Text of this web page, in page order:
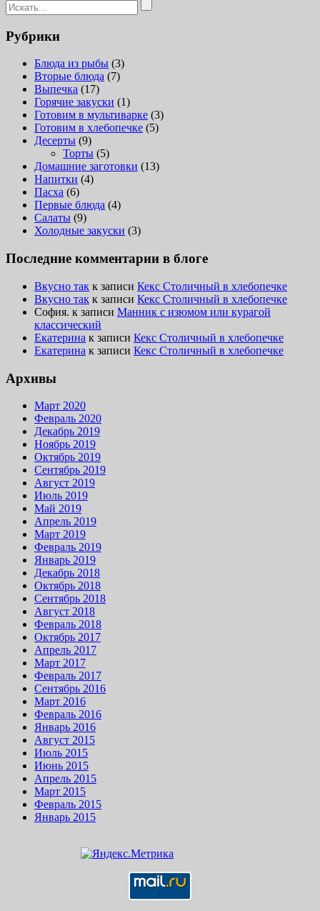
Рубрики
Блюда из рыбы (3)
Вторые блюда (7)
Выпечка (17)
Горячие закуски (1)
Готовим в мультиварке (3)
Готовим в хлебопечке (5)
Десерты (9)
Торты (5)
Домашние заготовки (13)
Напитки (4)
Пасха (6)
Первые блюда (4)
Салаты (9)
Холодные закуски (3)
Последние комментарии в блоге
Вкусно так к записи Кекс Столичный в хлебопечке
Вкусно так к записи Кекс Столичный в хлебопечке
София. к записи Манник с изюмом или курагой
классический
Екатерина к записи Кекс Столичный в хлебопечке
Екатерина к записи Кекс Столичный в хлебопечке
Архивы
Март 2020
Февраль 2020
Декабрь 2019
Ноябрь 2019
Октябрь 2019
Сентябрь 2019
Август 2019
Июль 2019
Май 2019
Апрель 2019
Март 2019
Февраль 2019
Январь 2019
Декабрь 2018
Октябрь 2018
Сентябрь 2018
Август 2018
Февраль 2018
Октябрь 2017
Апрель 2017
Март 2017
Февраль 2017
Сентябрь 2016
Март 2016
Февраль 2016
Январь 2016
Август 2015
Июль 2015
Июнь 2015
Апрель 2015
Март 2015
Февраль 2015
Январь 2015